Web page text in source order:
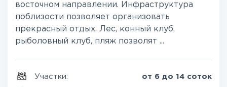
восточном направлении. Инфраструктура
поблизости позволяет организовать
прекрасный отдых. Лес, конный клуб,
рыболовный клуб, пляж позволят ...
Участки: от 6 до 14 соток